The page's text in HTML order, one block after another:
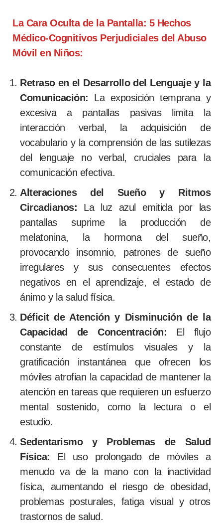
La Cara Oculta de la Pantalla: 5 Hechos
Médico-Cognitivos Perjudiciales del Abuso
Móvil en Niños:
Retraso en el Desarrollo del Lenguaje y la
Comunicación: La exposición temprana y
excesiva a pantallas pasivas limita la
interacción verbal, la adquisición de
vocabulario y la comprensión de las sutilezas
del lenguaje no verbal, cruciales para la
comunicación efectiva.
Alteraciones del Sueño y Ritmos
Circadianos: La luz azul emitida por las
pantallas suprime la producción de
melatonina, la hormona del sueño,
provocando insomnio, patrones de sueño
irregulares y sus consecuentes efectos
negativos en el aprendizaje, el estado de
ánimo y la salud física.
Déficit de Atención y Disminución de la
Capacidad de Concentración: El flujo
constante de estímulos visuales y la
gratificación instantánea que ofrecen los
móviles atrofian la capacidad de mantener la
atención en tareas que requieren un esfuerzo
mental sostenido, como la lectura o el
estudio.
Sedentarismo y Problemas de Salud
Física: El uso prolongado de móviles a
menudo va de la mano con la inactividad
física, aumentando el riesgo de obesidad,
problemas posturales, fatiga visual y otros
trastornos de salud.